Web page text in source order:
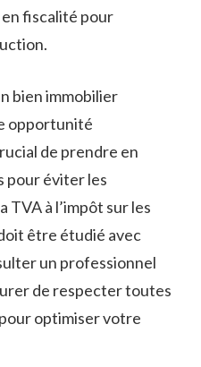
fiscalité pour
bien immobilier
opportunité
de prendre ⁤en
pour ⁣éviter les
‌TVA à l’impôt sur les
être étudié avec
un ‌professionnel
de respecter toutes
optimiser votre